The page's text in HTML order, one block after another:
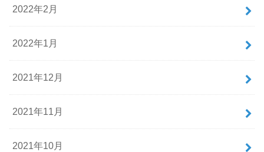
2022年2月
2022年1月
2021年12月
2021年11月
2021年10月